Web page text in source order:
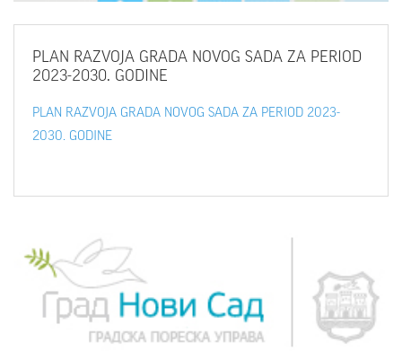
PLAN RAZVOJA GRADA NOVOG SADA ZA PERIOD
2023-2030. GODINE
PLAN RAZVOJA GRADA NOVOG SADA ZA PERIOD 2023-
2030. GODINE